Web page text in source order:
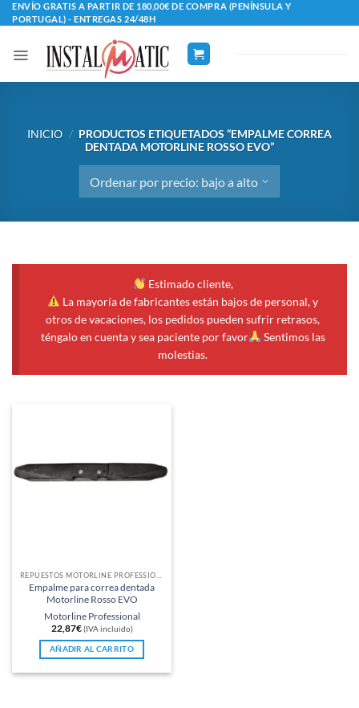
Saltar
al
contenido
ENVÍO GRATIS A PARTIR DE 180,00€ DE COMPRA (PENÍNSULA Y
PORTUGAL) - ENTREGAS 24/48H
INICIO / PRODUCTOS ETIQUETADOS “EMPALME CORREA
DENTADA MOTORLINE ROSSO EVO”
Estimado cliente,
La mayoría de fabricantes están bajos de personal, y
otros de vacaciones, los pedidos pueden sufrir retrasos,
téngalo en cuenta y sea paciente por favor
Sentimos las
molestias.
Empalme para correa dentada
Motorline Rosso EVO
Motorline Professional
22,87€ (IVA incluido)
AÑADIR AL CARRITO